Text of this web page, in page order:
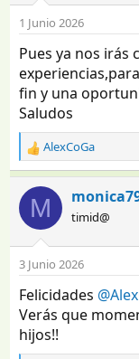
o
n
s
:
1 Junio 2026
Pues ya nos irás
fin y una
Saludos
R
e
a
o
n
s
:
AlexCoGa
M timid@
3 Junio 2026
Felicidades
Verás que
hijos!!